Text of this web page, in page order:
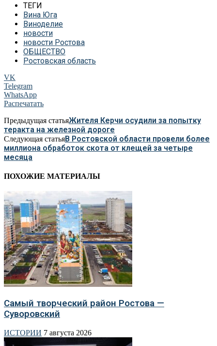
ТЕГИ
Вина Юга
Виноделие
новости
новости Ростова
ОБЩЕСТВО
Ростовская область
VK
Telegram
WhatsApp
Распечатать
Предыдущая статьяЖителя Керчи осудили за попытку
теракта на железной дороге
Следующая статьяВ Ростовской области провели более
миллиона обработок скота от клещей за четыре
месяца
ПОХОЖИЕ МАТЕРИАЛЫ
Самый творческий район Ростова —
Суворовский
ИСТОРИИ 7 августа 2026